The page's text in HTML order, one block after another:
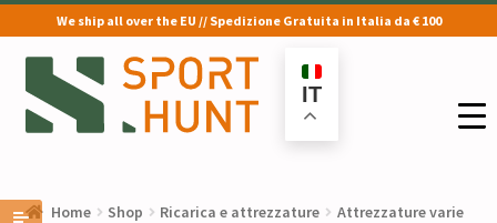
We ship all over the EU // Spedizione Gratuita in Italia da € 100
Vai
alla
navigazione
Vai
al
contenuto
IT
Home Shop Ricarica e attrezzature
Attrezzature varie